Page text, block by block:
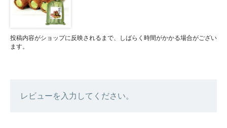
投稿内容がショップに反映されるまで、しばらく時間がかかる場合がござい
ます。
レビューを入力してください。